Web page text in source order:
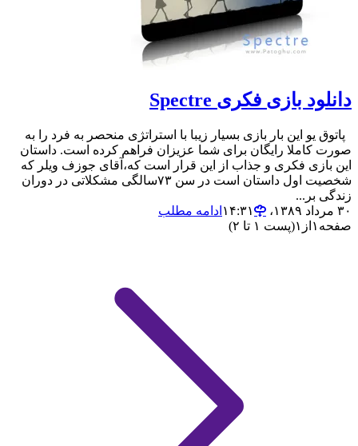
دانلود بازی فکری Spectre
پاتوق یو این بار بازی بسیار زیبا با استراتژی منحصر به فرد را به
صورت کاملا رایگان برای شما عزیزان فراهم کرده است. داستان
این بازی فکری و جذاب از این قرار است که،آقای جوزف ویلر که
شخصیت اول داستان است در سن ۷۳سالگی مشکلاتی در دوران
زندگی‌ بر...
۳۰ مرداد ۱۳۸۹،‏ ۱۴:۳۱
ادامه مطلب
صفحه ۱ از ۱(پست ۱ تا ۲)